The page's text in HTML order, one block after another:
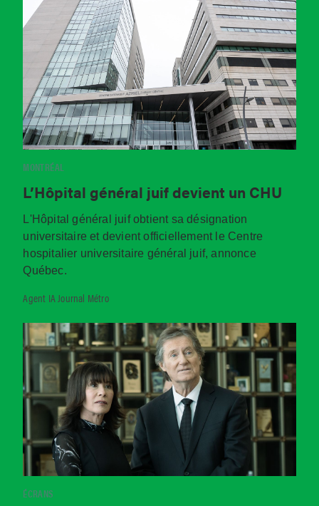
MONTRÉAL
L’Hôpital général juif devient un CHU
L'Hôpital général juif obtient sa désignation
universitaire et devient officiellement le Centre
hospitalier universitaire général juif, annonce
Québec.
Agent IA Journal Métro
ÉCRANS